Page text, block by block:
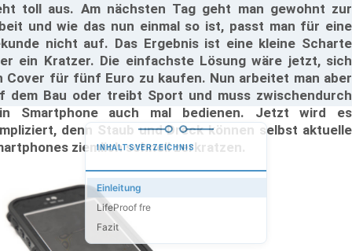
toll aus. Am nächsten Tag geht man gewohnt zur
und wie das nun einmal so ist, passt man für eine
nicht auf. Das Ergebnis ist eine kleine Scharte
ein Kratzer. Die einfachste Lösung wäre jetzt, sich
Cover für fünf Euro zu kaufen. Nun arbeitet man aber
dem Bau oder treibt Sport und muss zwischendurch
Smartphone auch mal bedienen. Jetzt wird es
denn Staub und Dreck können selbst aktuelle
ziemlich schnell zerkratzen.
INHALTSVERZEICHNIS
Einleitung
LifeProof fre
Fazit